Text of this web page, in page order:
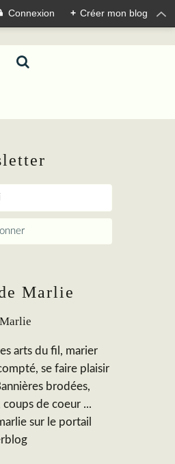
Connexion + Créer mon blog
Marlie
arts du fil, marier
se faire plaisir
brodées,
de coeur ...
sur le portail